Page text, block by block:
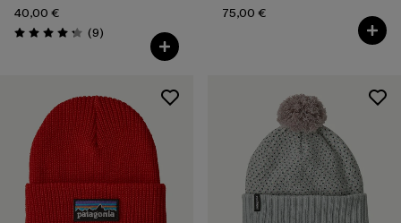
40,00 €
Bewertung: 4.2 / 5
(9Rezensionen
)
75,00 €